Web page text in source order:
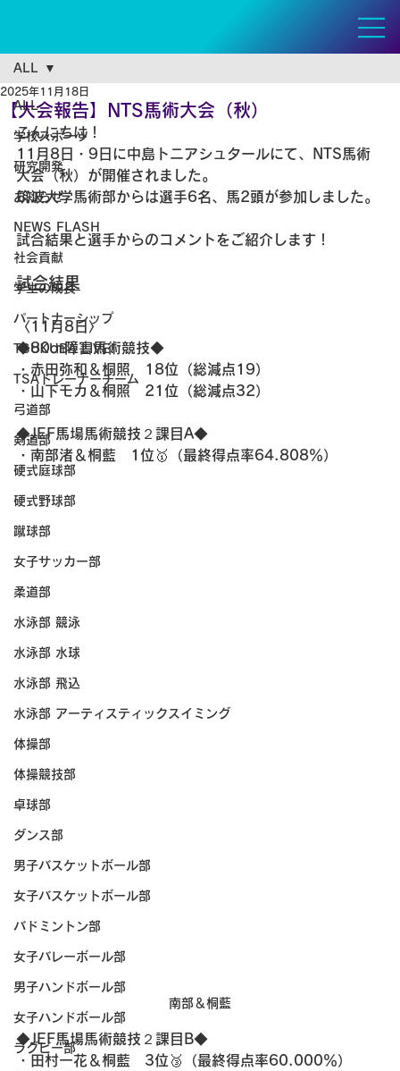
ALL
学校スポーツ
研究開発
お知らせ
NEWS FLASH
社会貢献
学生の成長
パートナーシップ
TSUKUBA LIVE!
TSAトレーナーチーム
弓道部
剣道部
硬式庭球部
硬式野球部
蹴球部
女子サッカー部
柔道部
水泳部 競泳
水泳部 水球
水泳部 飛込
水泳部 アーティスティックスイミング
体操部
体操競技部
卓球部
ダンス部
男子バスケットボール部
女子バスケットボール部
バドミントン部
女子バレーボール部
男子ハンドボール部
女子ハンドボール部
ラグビー部
ALL
【大会報告】NTS馬術大会（秋）
2025年11月18日
こんにちは！
11月8日・9日に中島トニアシュタールにて、NTS馬術
大会（秋）が開催されました。
筑波大学馬術部からは選手6名、馬2頭が参加しました。
試合結果と選手からのコメントをご紹介します！
試合結果
〈11月8日〉
◆80㎝障害馬術競技◆
・赤田弥和＆桐照　18位（総減点19）
・山下モカ＆桐照　21位（総減点32）
◆JEF馬場馬術競技２課目A◆
・南部渚＆桐藍　1位🥇（最終得点率64.808％）
南部＆桐藍
◆JEF馬場馬術競技２課目B◆
・田村一花＆桐藍　3位🥉（最終得点率60.000％）